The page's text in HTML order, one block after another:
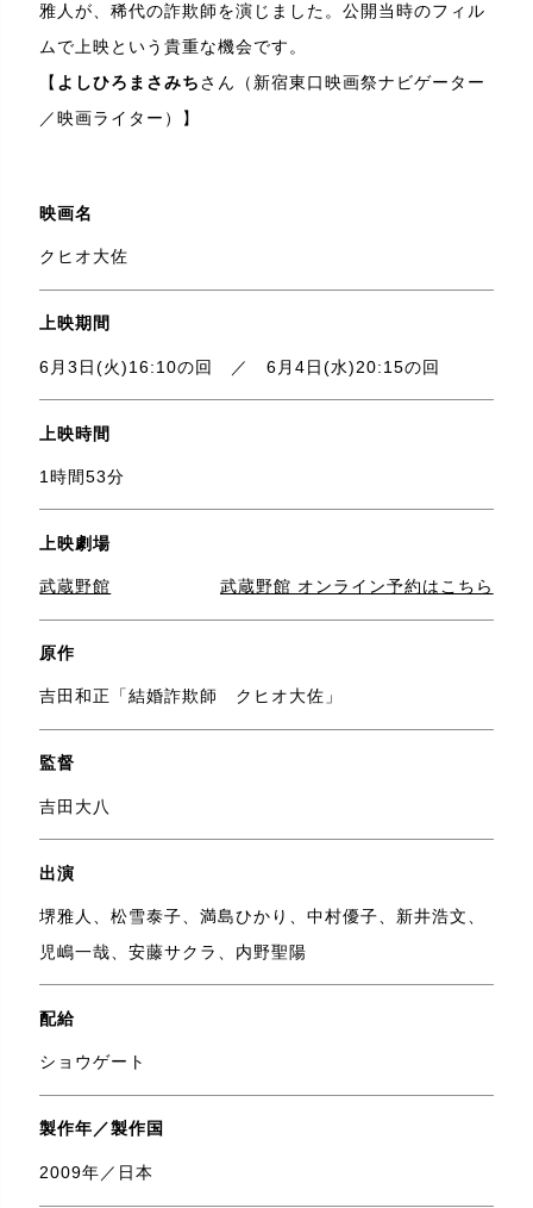
雅人が、稀代の詐欺師を演じました。公開当時のフィル
ムで上映という貴重な機会です。
【 よしひろまさみちさん（新宿東口映画祭ナビゲーター
／映画ライター）】
映画名
クヒオ大佐
上映期間
6月3日(火)16:10の回 ／ 6月4日(水)20:15の回
上映時間
1時間53分
上映劇場
武蔵野館 武蔵野館 オンライン予約はこちら
原作
吉田和正「結婚詐欺師 クヒオ大佐」
監督
吉田大八
出演
堺雅人、松雪泰子、満島ひかり、中村優子、新井浩文、
児嶋一哉、安藤サクラ、内野聖陽
配給
ショウゲート
製作年／製作国
2009年／日本